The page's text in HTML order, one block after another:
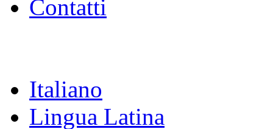
Contatti
Italiano
Lingua Latina